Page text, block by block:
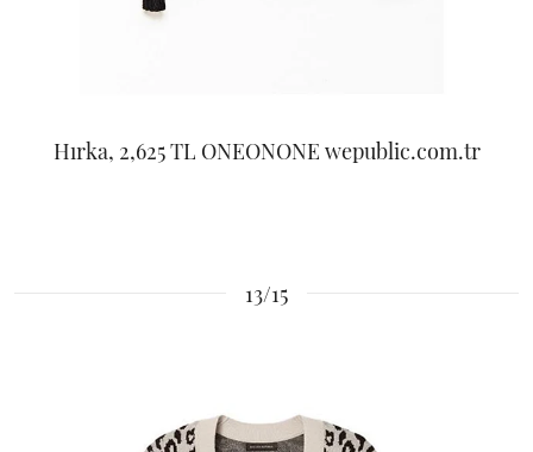
Hırka, 2,625 TL ONEONONE wepublic.com.tr
13/15